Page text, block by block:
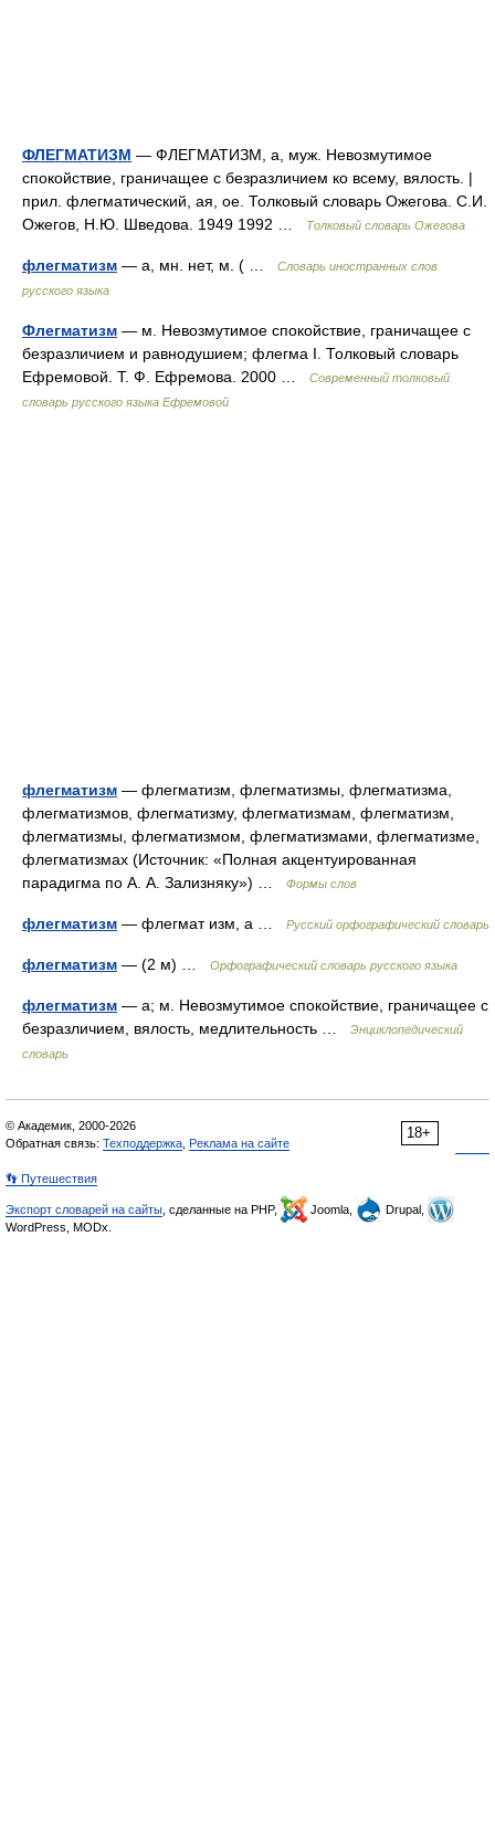
ФЛЕГМАТИЗМ — ФЛЕГМАТИЗМ, а, муж. Невозмутимое
спокойствие, граничащее с безразличием ко всему, вялость. |
прил. флегматический, ая, ое. Толковый словарь Ожегова. С.И.
Ожегов, Н.Ю. Шведова. 1949 1992 …
Толковый словарь Ожегова
флегматизм — а, мн. нет, м. ( …
Словарь иностранных слов
русского языка
Флегматизм — м. Невозмутимое спокойствие, граничащее с
безразличием и равнодушием; флегма I. Толковый словарь
Ефремовой. Т. Ф. Ефремова. 2000 …
Современный толковый
словарь русского языка Ефремовой
флегматизм — флегматизм, флегматизмы, флегматизма,
флегматизмов, флегматизму, флегматизмам, флегматизм,
флегматизмы, флегматизмом, флегматизмами, флегматизме,
флегматизмах (Источник: «Полная акцентуированная
парадигма по А. А. Зализняку») …
Формы слов
флегматизм — флегмат изм, а … Русский орфографический словарь
флегматизм — (2 м) … Орфографический словарь русского языка
флегматизм — а; м. Невозмутимое спокойствие, граничащее с
безразличием, вялость, медлительность …
Энциклопедический
словарь
18+
© Академик, 2000-2026
Обратная связь: Техподдержка Реклама на сайте
👣 Путешествия
Экспорт словарей на сайты , сделанные на PHP, Joomla,
Drupal,
WordPress, MODx.